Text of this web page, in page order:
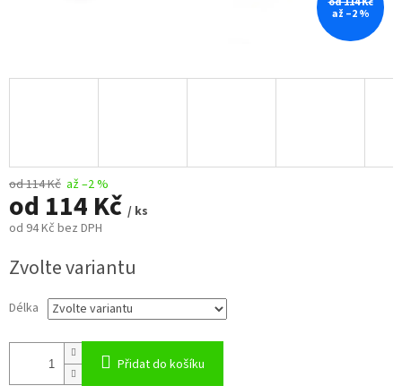
až –2 %
od 114 Kč až –2 %
od 114 Kč / ks
od 94 Kč bez DPH
cena:
Zvolte variantu
Délka
Přidat do košíku